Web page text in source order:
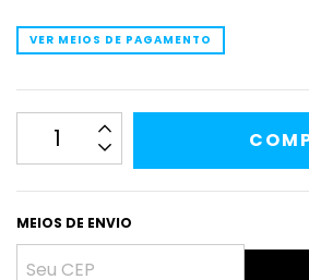
VER MEIOS DE PAGAMENTO
MEIOS DE ENVIO